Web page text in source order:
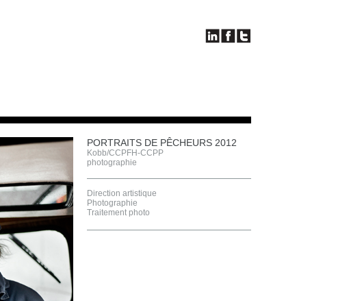
PORTRAITS DE PÊCHEURS 2012
Kobb/CCPFH-CCPP
photographie
Direction artistique
Photographie
Traitement photo